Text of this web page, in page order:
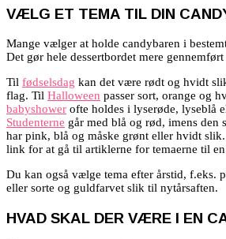
VÆLG ET TEMA TIL DIN
Mange vælger at holde candybaren i
Det gør hele dessertbordet mere
Til fødselsdag kan det være rødt og hvidt
flag. Til Halloween passer sort, orange og
babyshower ofte holdes i lyserøde, lyseblå
Studenterne går med blå og rød, imens den
har pink, blå og måske grønt eller hvidt
link for at gå til artiklerne for temaerne til
Du kan også vælge tema efter årstid, f.eks.
eller sorte og guldfarvet slik til nytårsaften.
HVAD SKAL DER VÆRE I EN